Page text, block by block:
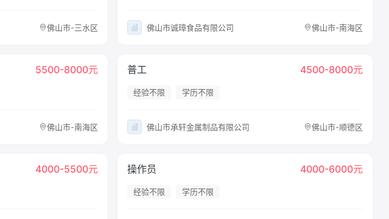
佛山市-三水区 佛山市诚璋食品有限公司 佛山市-南海区
5500-8000元
佛山市-南海区
普工 4500-8000元
经验不限 学历不限
佛山市承轩金属制品有限公司 佛山市-顺德区
4000-5500元 操作员 4000-6000元
经验不限 学历不限